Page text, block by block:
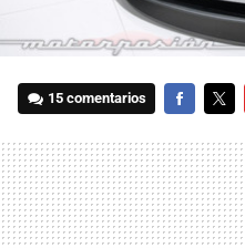
15 comentarios